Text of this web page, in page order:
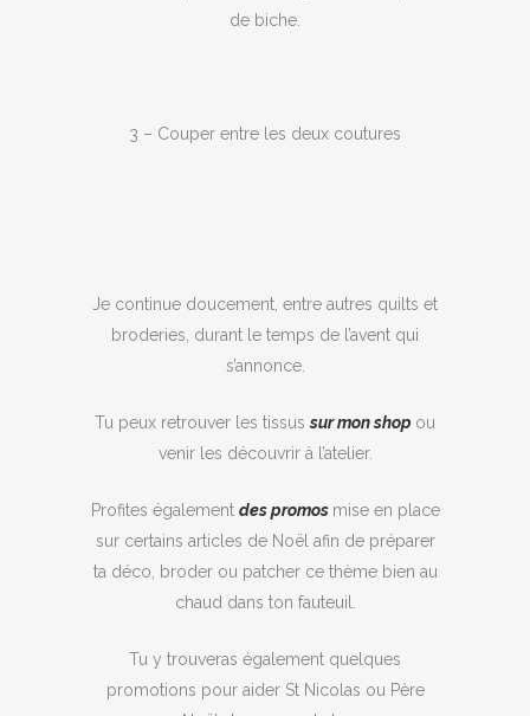
de biche.
3 – Couper entre les deux coutures
Je continue doucement, entre autres quilts et
broderies, durant le temps de l’avent qui
s’annonce.
Tu peux retrouver les tissussur mon shop ou
venir les découvrir à l’atelier.
Profites également des promos mise en place
sur certains articles de Noël afin de préparer
ta déco, broder ou patcher ce thème bien au
chaud dans ton fauteuil.
Tu y trouveras également quelques
promotions pour aider St Nicolas ou Père